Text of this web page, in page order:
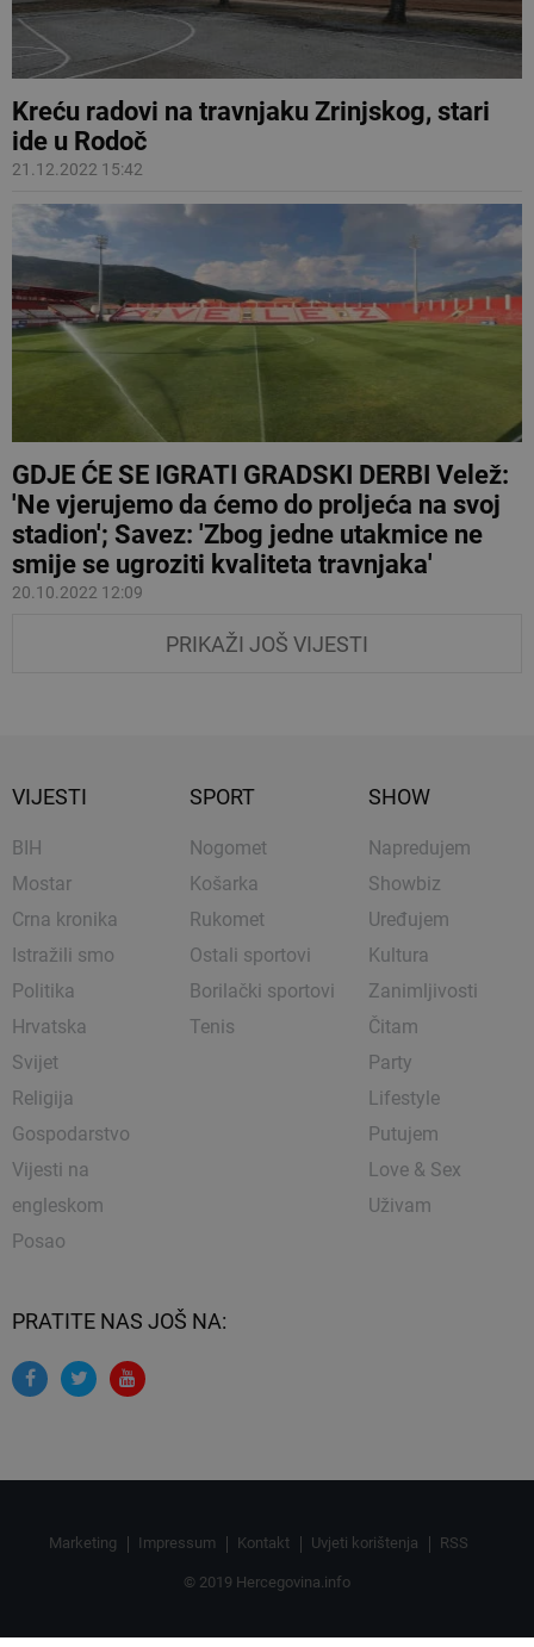
Kreću radovi na travnjaku Zrinjskog, stari
ide u Rodoč
21.12.2022 15:42
GDJE ĆE SE IGRATI GRADSKI DERBI Velež:
'Ne vjerujemo da ćemo do proljeća na svoj
stadion'; Savez: 'Zbog jedne utakmice ne
smije se ugroziti kvaliteta travnjaka'
20.10.2022 12:09
PRIKAŽI JOŠ VIJESTI
VIJESTI
BIH
Mostar
Crna kronika
Istražili smo
Politika
Hrvatska
Svijet
Religija
Gospodarstvo
Vijesti na
engleskom
Posao
SPORT
Nogomet
Košarka
Rukomet
Ostali sportovi
Borilački sportovi
Tenis
SHOW
Napredujem
Showbiz
Uređujem
Kultura
Zanimljivosti
Čitam
Party
Lifestyle
Putujem
Love & Sex
Uživam
PRATITE NAS JOŠ NA:
Marketing Impressum Kontakt Uvjeti korištenja RSS
© 2019 Hercegovina.info